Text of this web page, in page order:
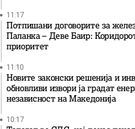
11:17
Потпишани договорите за
Паланка – Деве Баир:
приоритет
11:10
Новите законски решенија и
обновливи извори ја градат
независност на Македонија
10:17